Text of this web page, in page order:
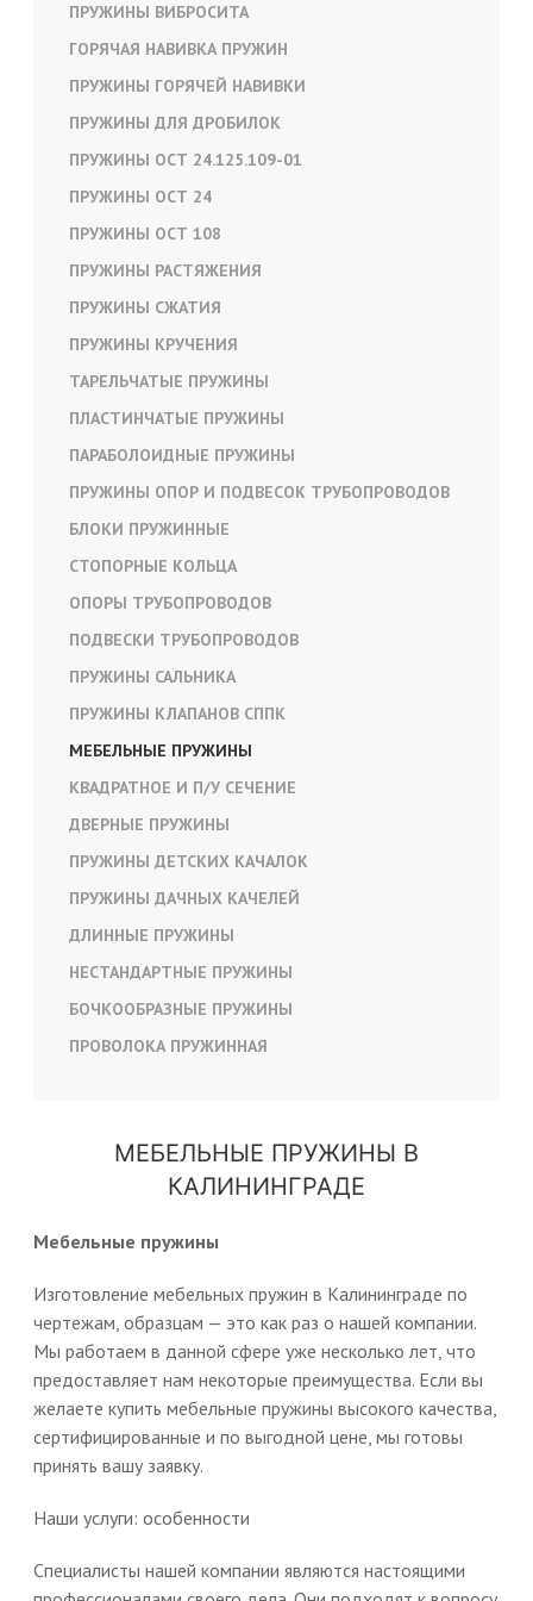
ПРУЖИНЫ ВИБРОСИТА
ГОРЯЧАЯ НАВИВКА ПРУЖИН
ПРУЖИНЫ ГОРЯЧЕЙ НАВИВКИ
ПРУЖИНЫ ДЛЯ ДРОБИЛОК
ПРУЖИНЫ ОСТ 24.125.109-01
ПРУЖИНЫ ОСТ 24
ПРУЖИНЫ ОСТ 108
ПРУЖИНЫ РАСТЯЖЕНИЯ
ПРУЖИНЫ СЖАТИЯ
ПРУЖИНЫ КРУЧЕНИЯ
ТАРЕЛЬЧАТЫЕ ПРУЖИНЫ
ПЛАСТИНЧАТЫЕ ПРУЖИНЫ
ПАРАБОЛОИДНЫЕ ПРУЖИНЫ
ПРУЖИНЫ ОПОР И ПОДВЕСОК ТРУБОПРОВОДОВ
БЛОКИ ПРУЖИННЫЕ
СТОПОРНЫЕ КОЛЬЦА
ОПОРЫ ТРУБОПРОВОДОВ
ПОДВЕСКИ ТРУБОПРОВОДОВ
ПРУЖИНЫ САЛЬНИКА
ПРУЖИНЫ КЛАПАНОВ СППК
МЕБЕЛЬНЫЕ ПРУЖИНЫ
КВАДРАТНОЕ И П/У СЕЧЕНИЕ
ДВЕРНЫЕ ПРУЖИНЫ
ПРУЖИНЫ ДЕТСКИХ КАЧАЛОК
ПРУЖИНЫ ДАЧНЫХ КАЧЕЛЕЙ
ДЛИННЫЕ ПРУЖИНЫ
НЕСТАНДАРТНЫЕ ПРУЖИНЫ
БОЧКООБРАЗНЫЕ ПРУЖИНЫ
ПРОВОЛОКА ПРУЖИННАЯ
МЕБЕЛЬНЫЕ ПРУЖИНЫ В
КАЛИНИНГРАДЕ
Мебельные пружины
Изготовление мебельных пружин в Калининграде по
чертежам, образцам — это как раз о нашей компании.
Мы работаем в данной сфере уже несколько лет, что
предоставляет нам некоторые преимущества. Если вы
желаете купить мебельные пружины высокого качества,
сертифицированные и по выгодной цене, мы готовы
принять вашу заявку.
Наши услуги: особенности
Специалисты нашей компании являются настоящими